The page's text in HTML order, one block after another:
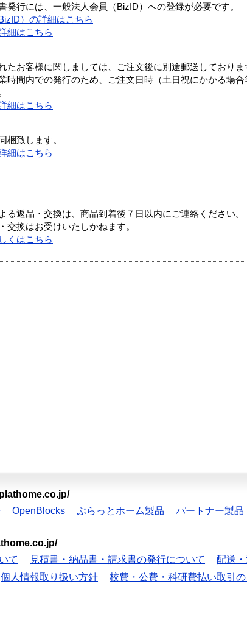
発行には、一般法人会員（BizID）への登録が必要です。
）の詳細はこちら
細はこちら
たお客様に関しましては、ご注文後に別途郵送しておりま
時間内での発行のため、ご注文日時（土日祝にかかる場
細はこちら
梱致します。
細はこちら
る返品・交換は、商品到着後７日以内にご連絡ください
交換はお受けいたしかねます。
くはこちら
OpenBlocks ぷらっとホーム製品 パートナー製品
て 見積書・納品書・請求書の発行について 配送
個人情報取り扱い方針 校費・公費・科研費払い取引